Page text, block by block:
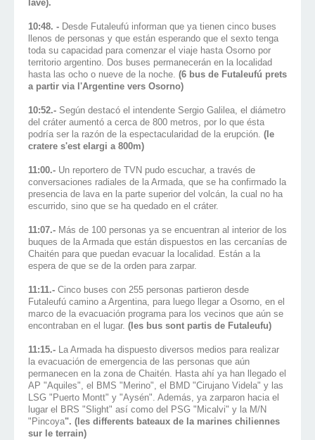
lave).
10:48. - Desde Futaleufú informan que ya tienen cinco buses
llenos de personas y que están esperando que el sexto tenga
toda su capacidad para comenzar el viaje hasta Osorno por
territorio argentino. Dos buses permanecerán en la localidad
hasta las ocho o nueve de la noche. (6 bus de Futaleufú prets
a partir via l'Argentine vers Osorno)
10:52.- Según destacó el intendente Sergio Galilea, el diámetro
del cráter aumentó a cerca de 800 metros, por lo que ésta
podría ser la razón de la espectacularidad de la erupción. (le
cratere s'est elargi a 800m)
11:00.- Un reportero de TVN pudo escuchar, a través de
conversaciones radiales de la Armada, que se ha confirmado la
presencia de lava en la parte superior del volcán, la cual no ha
escurrido, sino que se ha quedado en el cráter.
11:07.- Más de 100 personas ya se encuentran al interior de los
buques de la Armada que están dispuestos en las cercanías de
Chaitén para que puedan evacuar la localidad. Están a la
espera de que se de la orden para zarpar.
11:11.- Cinco buses con 255 personas partieron desde
Futaleufú camino a Argentina, para luego llegar a Osorno, en el
marco de la evacuación programa para los vecinos que aún se
encontraban en el lugar. (les bus sont partis de Futaleufu)
11:15.- La Armada ha dispuesto diversos medios para realizar
la evacuación de emergencia de las personas que aún
permanecen en la zona de Chaitén. Hasta ahí ya han llegado el
AP "Aquiles", el BMS "Merino", el BMD "Cirujano Videla" y las
LSG "Puerto Montt" y "Aysén". Además, ya zarparon hacia el
lugar el BRS "Slight" así como del PSG "Micalvi" y la M/N
"Pincoya". (les differents bateaux de la marines chiliennes
sur le terrain)